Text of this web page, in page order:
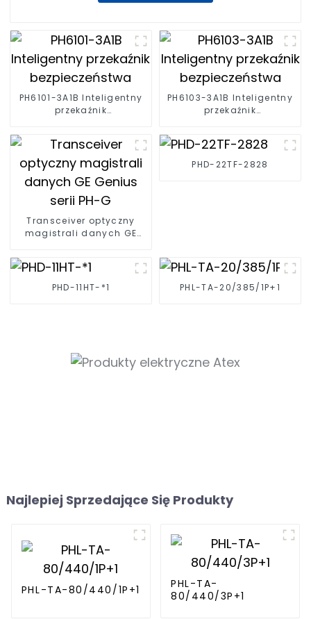
PH6101-3A1B Inteligentny
przekaźnik
PH6103-3A1B Inteligentny
przekaźnik
Transceiver optyczny
magistrali danych GE
PHD-22TF-2828
PHD-11HT-*1 PHL-TA-20/385/1P+1
Najlepiej Sprzedające Się Produkty
PHL-TA-80/440/1P+1
PHL-TA-
80/440/3P+1